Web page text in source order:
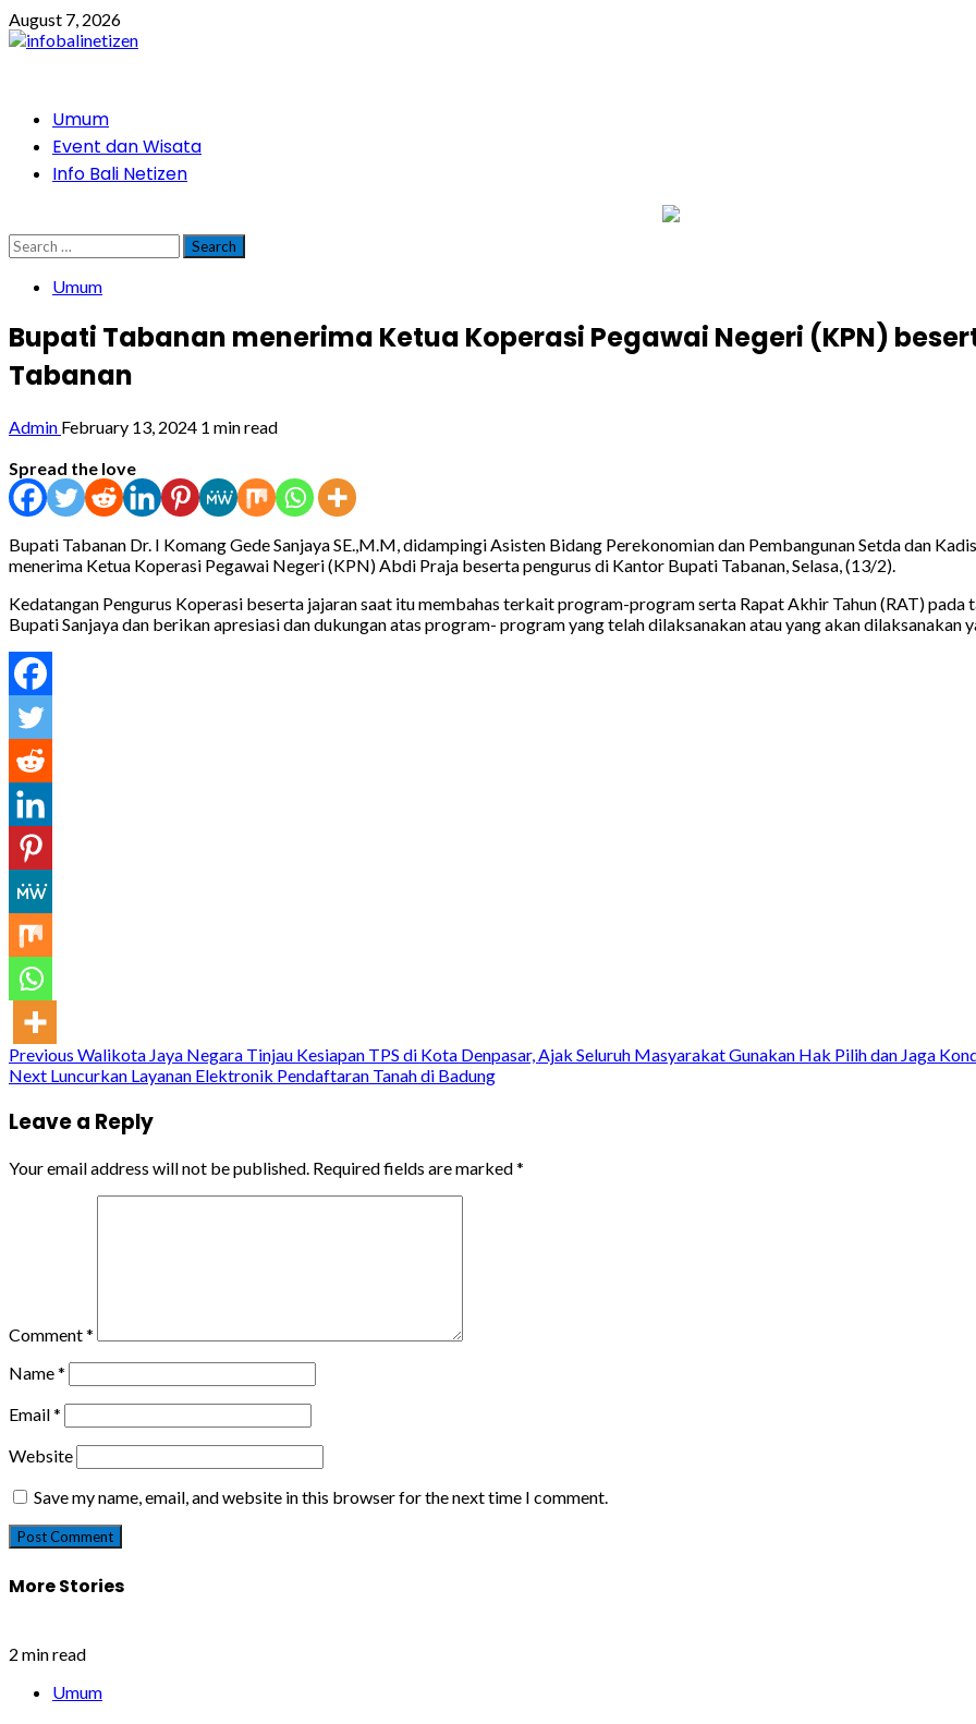
Skip
to
August 7, 2026
PrimaryUmum
Event dan Wisata
Info Bali Netizen
Search
for:
Umum
Bupati Tabanan menerima Ketua Koperasi Pegawai Negeri (KPN)
Tabanan
Admin February 13, 2024 1 min read
Spread the love
Bupati Tabanan Dr. I Komang Gede Sanjaya SE.,M.M, didampingi Asisten Bidang Perekonomian dan Pembangunan Setda dan
menerima Ketua Koperasi Pegawai Negeri (KPN) Abdi Praja beserta pengurus di Kantor Bupati Tabanan, Selasa, (13/2).
Kedatangan Pengurus Koperasi beserta jajaran saat itu membahas terkait program-program serta Rapat Akhir Tahun (RAT)
Bupati Sanjaya dan berikan apresiasi dan dukungan atas program- program yang telah dilaksanakan atau yang akan dilaksanakan
Continue
Previous Walikota Jaya Negara Tinjau Kesiapan TPS di Kota Denpasar, Ajak Seluruh Masyarakat Gunakan Hak Pilih dan Jaga
Next Luncurkan Layanan Elektronik Pendaftaran Tanah di Badung
Leave a Reply
Your email address will not be published. Required fields are marked*
Comment*
Name*
Email*
Website
Save my name, email, and website in this browser for the next time I comment.
More Stories
2 min read
Umum